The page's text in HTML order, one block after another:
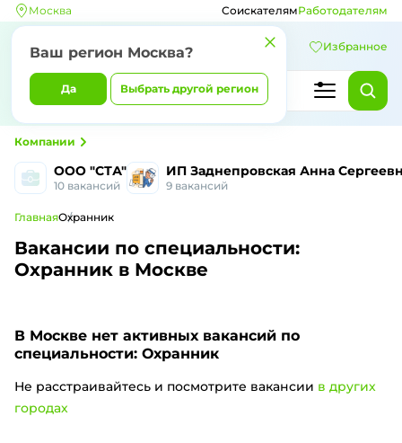
Москва
Ваш регион Москва?
Да Выбрать другой регион
СоискателямРаботодателям
Избранное
ООО "СТА"
10 вакансий
ИП Заднепровская Анна
9 вакансий
Компании
ГлавнаяОхранник
Вакансии по специальности:
Охранник в Москве
В Москве нет активных вакансий по
специальности: Охранник
Не расстраивайтесь и посмотрите вакансии в других
городах